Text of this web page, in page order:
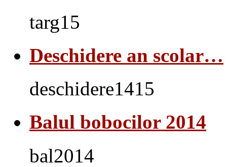
targ15
Deschidere an scolar…
deschidere1415
Balul bobocilor 2014
bal2014